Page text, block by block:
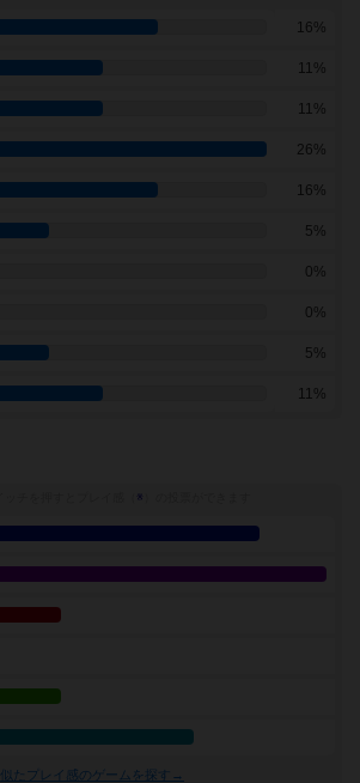
16%
11%
11%
26%
16%
5%
0%
0%
5%
11%
※
似たプレイ感のゲームを探す→